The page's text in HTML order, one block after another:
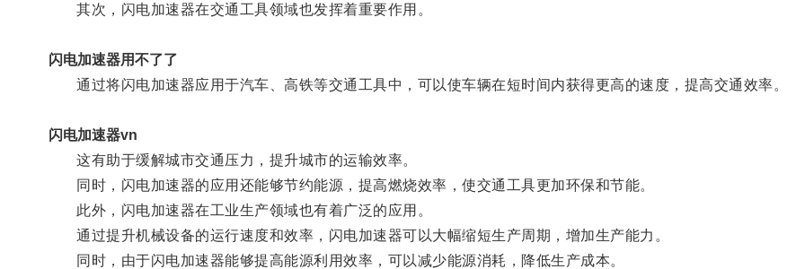
其次，闪电加速器在交通工具领域也发挥着重要作用。
闪电加速器用不了了
通过将闪电加速器应用于汽车、高铁等交通工具中，可以使车辆在短时间内获得更高的速度，提高交通效率。
闪电加速器vn
这有助于缓解城市交通压力，提升城市的运输效率。
同时，闪电加速器的应用还能够节约能源，提高燃烧效率，使交通工具更加环保和节能。
此外，闪电加速器在工业生产领域也有着广泛的应用。
通过提升机械设备的运行速度和效率，闪电加速器可以大幅缩短生产周期，增加生产能力。
同时，由于闪电加速器能够提高能源利用效率，可以减少能源消耗，降低生产成本。